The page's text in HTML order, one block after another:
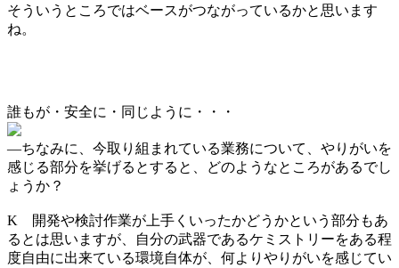
そういうところではベースがつながっているかと思います
ね。
誰もが・安全に・同じように・・・
―ちなみに、今取り組まれている業務について、やりがいを
感じる部分を挙げるとすると、どのようなところがあるでし
ょうか？
K 開発や検討作業が上手くいったかどうかという部分もあ
るとは思いますが、自分の武器であるケミストリーをある程
度自由に出来ている環境自体が、何よりやりがいを感じてい